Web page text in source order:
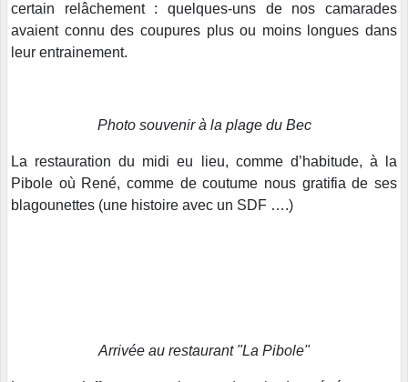
certain relâchement : quelques-uns de nos camarades
avaient connu des coupures plus ou moins longues dans
leur entrainement.
Photo souvenir à la plage du Bec
La restauration du midi eu lieu, comme d’habitude, à la
Pibole où René, comme de coutume nous gratifia de ses
blagounettes (une histoire avec un SDF ….)
Arrivée au restaurant "La Pibole"